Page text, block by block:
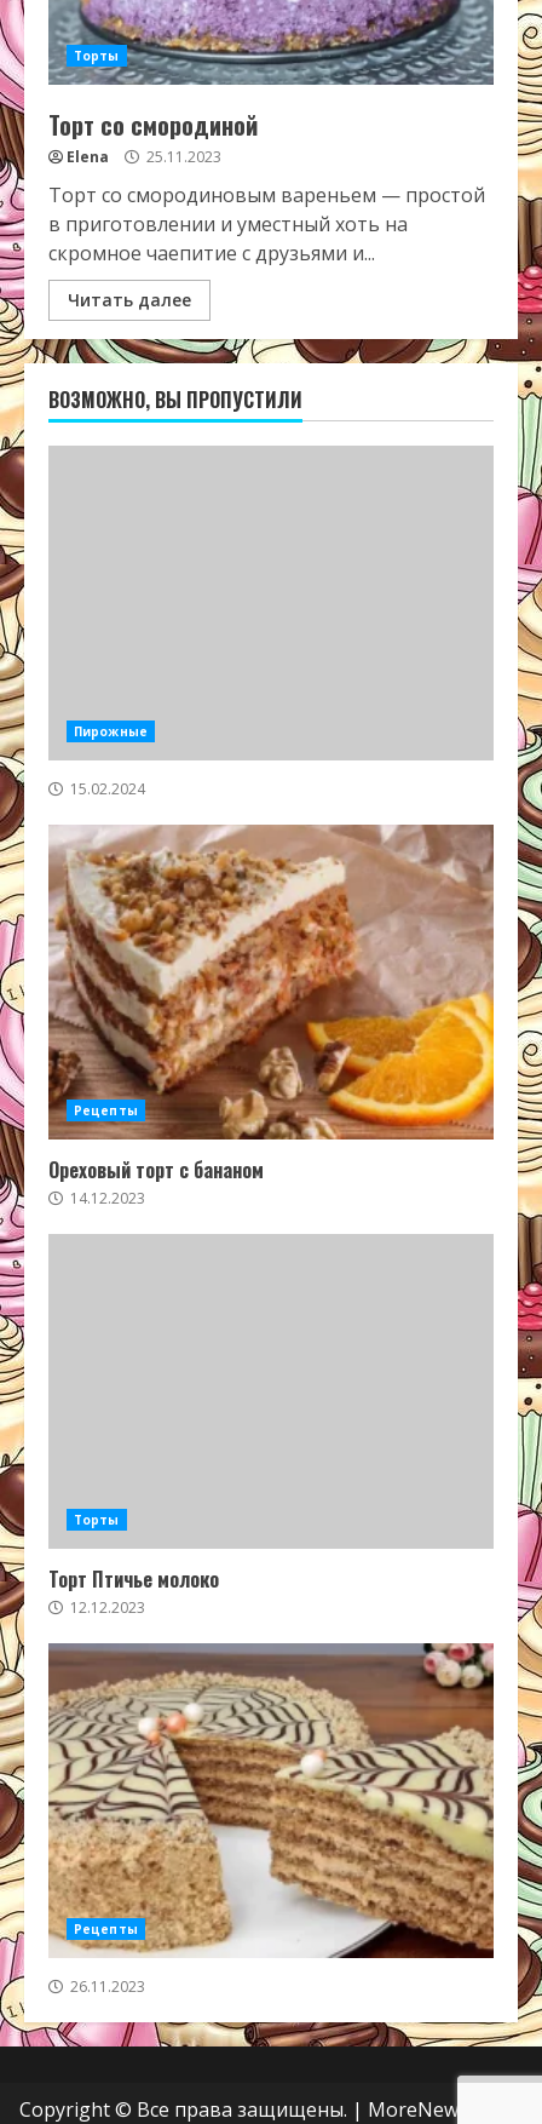
Торты
Торт со смородиной
Elena 25.11.2023
Торт со смородиновым вареньем — простой
в приготовлении и уместный хоть на
скромное чаепитие с друзьями и...
Читать далее
ВОЗМОЖНО, ВЫ ПРОПУСТИЛИ
Пирожные
15.02.2024
Рецепты
Ореховый торт с бананом
14.12.2023
Торты
Торт Птичье молоко
12.12.2023
Рецепты
26.11.2023
Copyright © Все права защищены. | MoreNews